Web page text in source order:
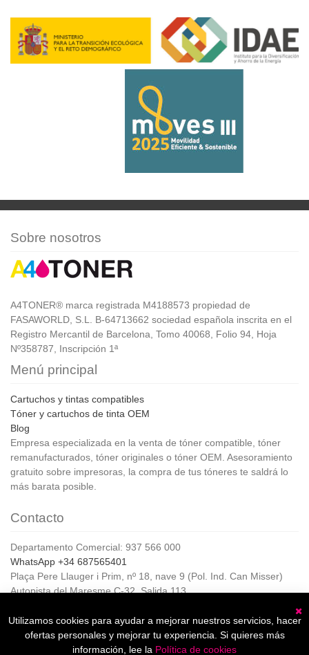
Sobre nosotros
A4TONER® marca registrada M4188573 propiedad de
FASAWORLD, S.L. B-64713662 sociedad española inscrita en el
Registro Mercantil de Barcelona, Tomo 40068, Folio 94, Hoja
Nº358787, Inscripción 1ª
Menú principal
Cartuchos y tintas compatibles
Tóner y cartuchos de tinta OEM
Blog
Empresa especializada en la venta de tóner compatible, tóner
remanufacturados, tóner originales o tóner OEM. Asesoramiento
gratuito sobre impresoras, la compra de tus tóneres te saldrá lo
más barata posible.
Contacto
Departamento Comercial: 937 566 000
WhatsApp +34 687565401
Plaça Pere Llauger i Prim, nº 18, nave 9 (Pol. Ind. Can Misser)
Autopista del Maresme C-32, Salida 113
Horario de Atención al cliente:
De lunes a jueves de 8:00 a 17:00,
Viernes de 8:00 a 15:00
Utilizamos cookies para ayudar a mejorar nuestros servicios, hacer
ofertas personales y mejorar tu experiencia. Si quieres más
información, lee la Política de cookies